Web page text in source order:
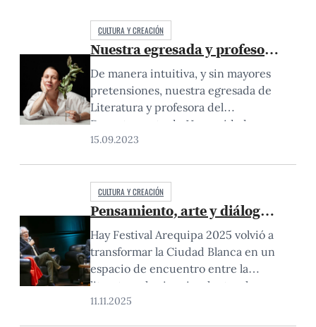
CULTURA Y CREACIÓN
Nuestra egresada y profesora
De manera intuitiva, y sin mayores
pretensiones, nuestra egresada de
Literatura y profesora del
Departamento de Humanidades,
Mag. Rosario Yori, empezó a
al que se sometió para ser madre.
“Nació como un impulso de poner
cuestionaba en…
15.09.2023
CULTURA Y CREACIÓN
Pensamiento, arte y diálogo: la
Hay Festival Arequipa 2025 volvió a
transformar la Ciudad Blanca en un
espacio de encuentro entre la
literatura, la ciencia, el arte y las
ideas. Durante cuatro días –del 6 al
11.11.2025